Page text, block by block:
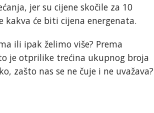
jer su cijene skočile za 10
će biti cijena energenata.
ili ipak želimo više? Prema
je otprilike trećina ukupnog broja
zašto nas se ne čuje i ne uvažava?